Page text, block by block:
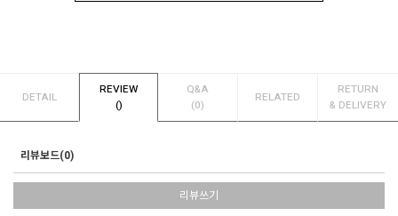
DETAIL
REVIEW
()
Q&A
(0)
RELATED
RETURN
& DELIVERY
리뷰보드(0)
리뷰쓰기